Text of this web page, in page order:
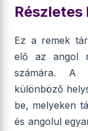
Részletes
Ez a remek
elő az angol
számára. A
különböző
be, melyeken
és angolul